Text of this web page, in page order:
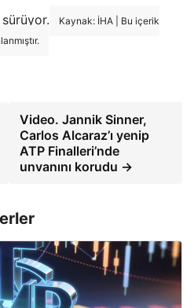
Kaynak: İHA | Bu içerik
Video. Jannik Sinner,
Carlos Alcaraz’ı yenip
ATP Finalleri’nde
unvanını korudu →